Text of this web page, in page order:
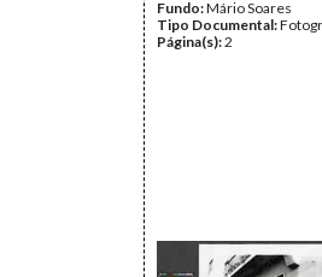
Fundo:Mário Soares
Tipo Documental:
Página(s):2